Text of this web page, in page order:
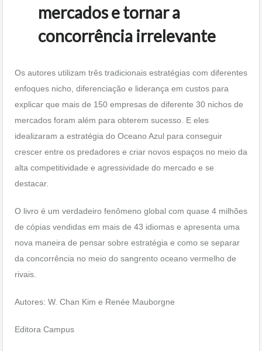
mercados e tornar a
concorrência irrelevante
Os autores utilizam três tradicionais estratégias com diferentes
enfoques nicho, diferenciação e liderança em custos para
explicar que mais de 150 empresas de diferente 30 nichos de
mercados foram além para obterem sucesso. E eles
idealizaram a estratégia do Oceano Azul para conseguir
crescer entre os predadores e criar novos espaços no meio da
alta competitividade e agressividade do mercado e se
destacar.
O livro é um verdadeiro fenômeno global com quase 4 milhões
de cópias vendidas em mais de 43 idiomas e apresenta uma
nova maneira de pensar sobre estratégia e como se separar
da concorrência no meio do sangrento oceano vermelho de
rivais.
Autores: W. Chan Kim e Renée Mauborgne
Editora Campus